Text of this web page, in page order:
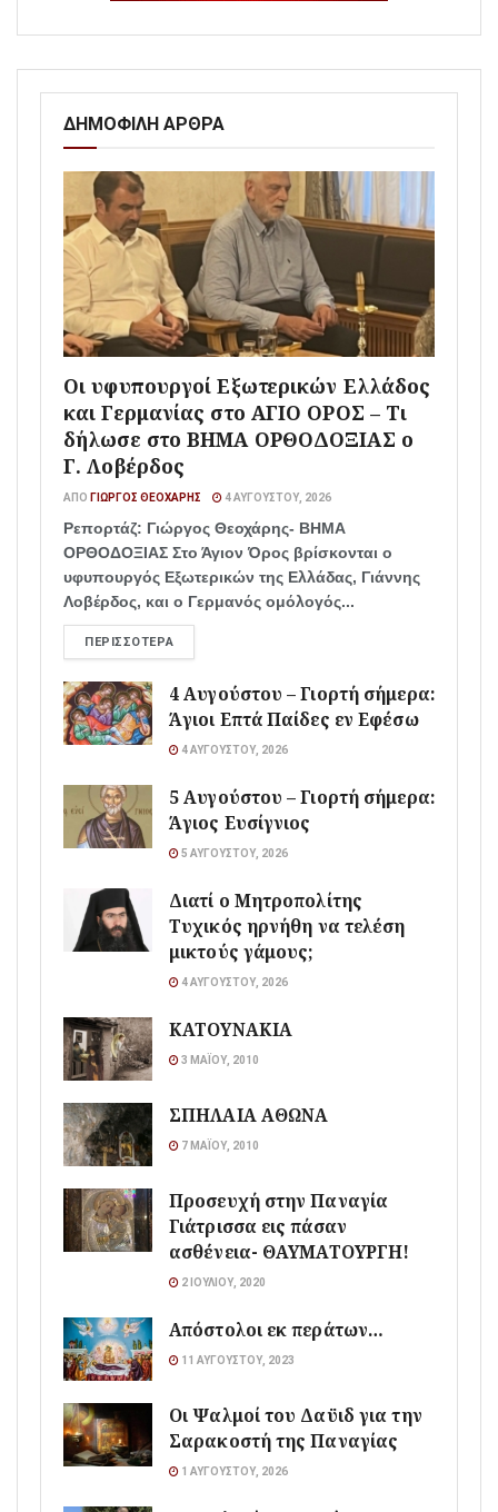
ΔΗΜΟΦΙΛΗ ΑΡΘΡΑ
Οι υφυπουργοί Εξωτερικών Ελλάδος
και Γερμανίας στο ΑΓΙΟ ΟΡΟΣ – Τι
δήλωσε στο ΒΗΜΑ ΟΡΘΟΔΟΞΙΑΣ ο
Γ. Λοβέρδος
ΑΠΌ ΓΙΏΡΓΟΣ ΘΕΟΧΆΡΗΣ 4 ΑΥΓΟΎΣΤΟΥ, 2026
Ρεπορτάζ: Γιώργος Θεοχάρης- ΒΗΜΑ
ΟΡΘΟΔΟΞΙΑΣ Στο Άγιον Όρος βρίσκονται ο
υφυπουργός Εξωτερικών της Ελλάδας, Γιάννης
Λοβέρδος, και ο Γερμανός ομόλογός...
ΠΕΡΙΣΣΌΤΕΡΑ
4 Αυγούστου – Γιορτή σήμερα:
Άγιοι Επτά Παίδες εν Εφέσω
4 ΑΥΓΟΎΣΤΟΥ, 2026
5 Αυγούστου – Γιορτή σήμερα:
Άγιος Ευσίγνιος
5 ΑΥΓΟΎΣΤΟΥ, 2026
Διατί ο Μητροπολίτης
Τυχικός ηρνήθη να τελέση
μικτούς γάμους;
4 ΑΥΓΟΎΣΤΟΥ, 2026
ΚΑΤΟΥΝΑΚΙΑ
3 ΜΑΪ́ΟΥ, 2010
ΣΠΗΛΑΙΑ ΑΘΩΝΑ
7 ΜΑΪ́ΟΥ, 2010
Προσευχή στην Παναγία
Γιάτρισσα εις πάσαν
ασθένεια- ΘΑΥΜΑΤΟΥΡΓΗ!
2 ΙΟΥΛΊΟΥ, 2020
Απόστολοι εκ περάτων…
11 ΑΥΓΟΎΣΤΟΥ, 2023
Οι Ψαλμοί του Δαϋιδ για την
Σαρακοστή της Παναγίας
1 ΑΥΓΟΎΣΤΟΥ, 2026